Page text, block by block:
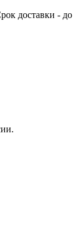
доставки - до